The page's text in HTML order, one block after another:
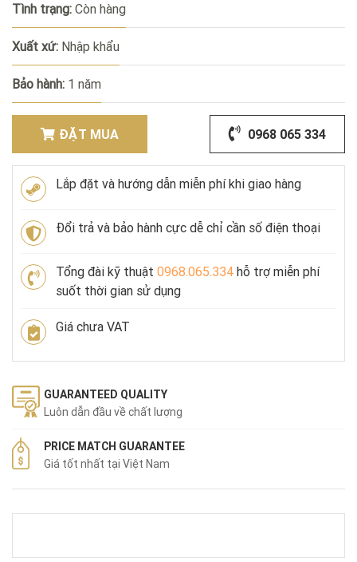
Tình trạng: Còn hàng
Xuất xứ: Nhập khẩu
Bảo hành: 1 năm
ĐẶT MUA 0968 065 334
Lắp đặt và hướng dẫn miễn phí khi giao hàng
Đổi trả và bảo hành cực dễ chỉ cần số điện thoại
Tổng đài kỹ thuật 0968.065.334 hỗ trợ miễn phí
suốt thời gian sử dụng
Giá chưa VAT
GUARANTEED QUALITY
Luôn dẫn đầu về chất lượng
PRICE MATCH GUARANTEE
Giá tốt nhất tại Việt Nam